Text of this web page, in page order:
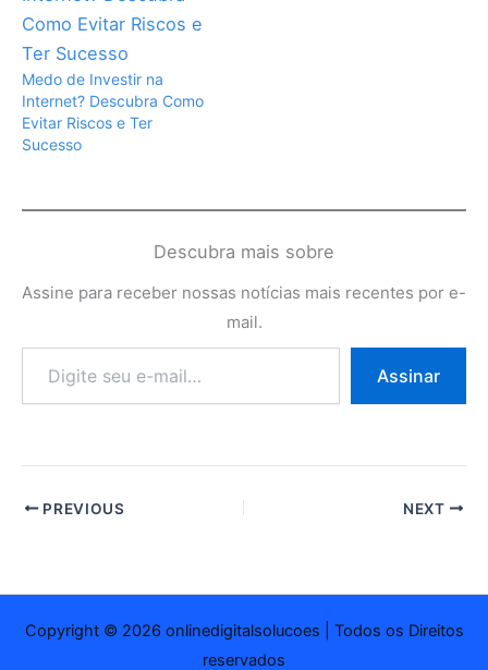
Medo de Investir na
Internet? Descubra Como
Evitar Riscos e Ter
Sucesso
Descubra mais sobre
Assine para receber nossas notícias mais recentes por e-
mail.
e-
Assinar
PREVIOUS NEXT
Copyright © 2026 onlinedigitalsolucoes | Todos os Direitos
reservados